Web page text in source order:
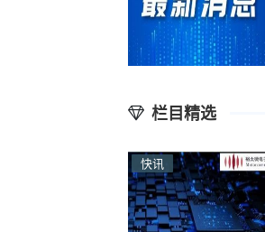
栏目精选
快讯